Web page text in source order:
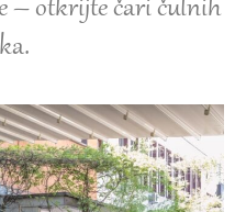
– otkrijte čari čulnih